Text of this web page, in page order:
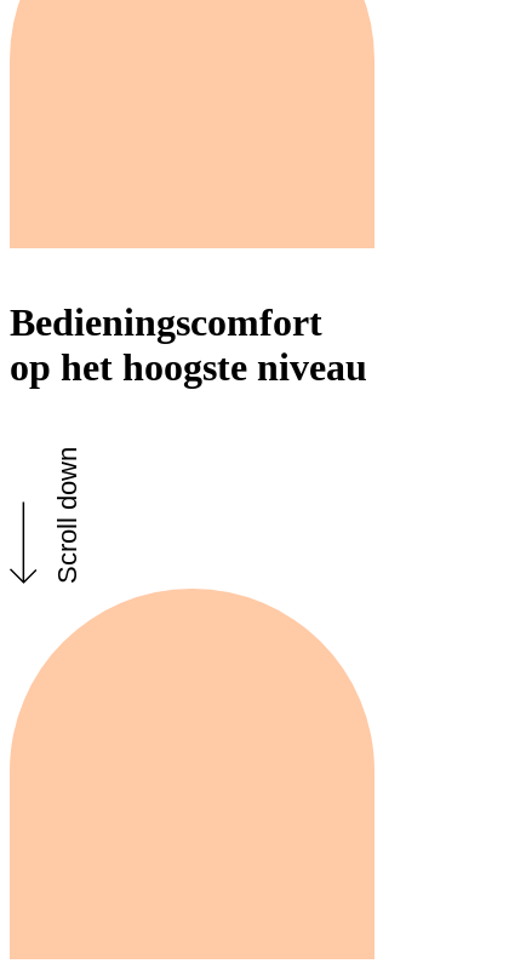
Bedieningscomfort
op het hoogste niveau
Scroll down